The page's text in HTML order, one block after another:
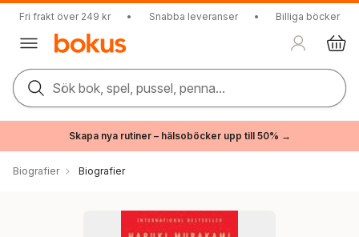
Fri frakt över 249 kr • Snabba leveranser • Billiga böcker
Sök bok, spel, pussel, penna...
Skapa nya rutiner – hälsoböcker upp till 50% →
Biografier Biografier